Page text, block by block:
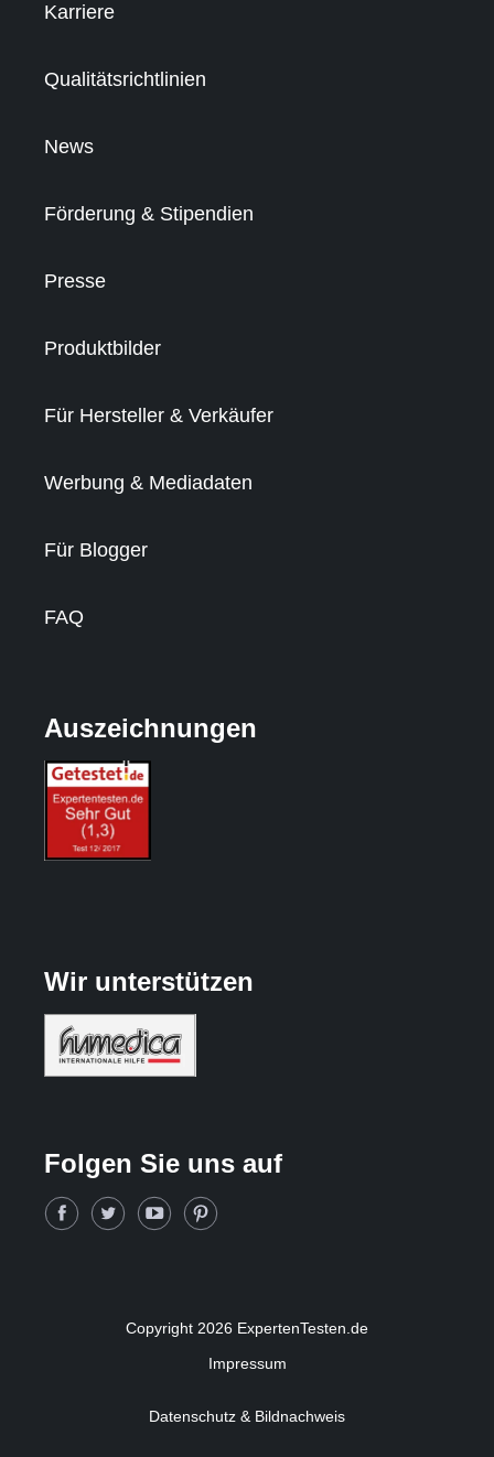
Karriere
Qualitätsrichtlinien
News
Förderung & Stipendien
Presse
Produktbilder
Für Hersteller & Verkäufer
Werbung & Mediadaten
Für Blogger
FAQ
Auszeichnungen
Wir unterstützen
Folgen Sie uns auf
Copyright 2026 ExpertenTesten.de
Impressum
Datenschutz & Bildnachweis